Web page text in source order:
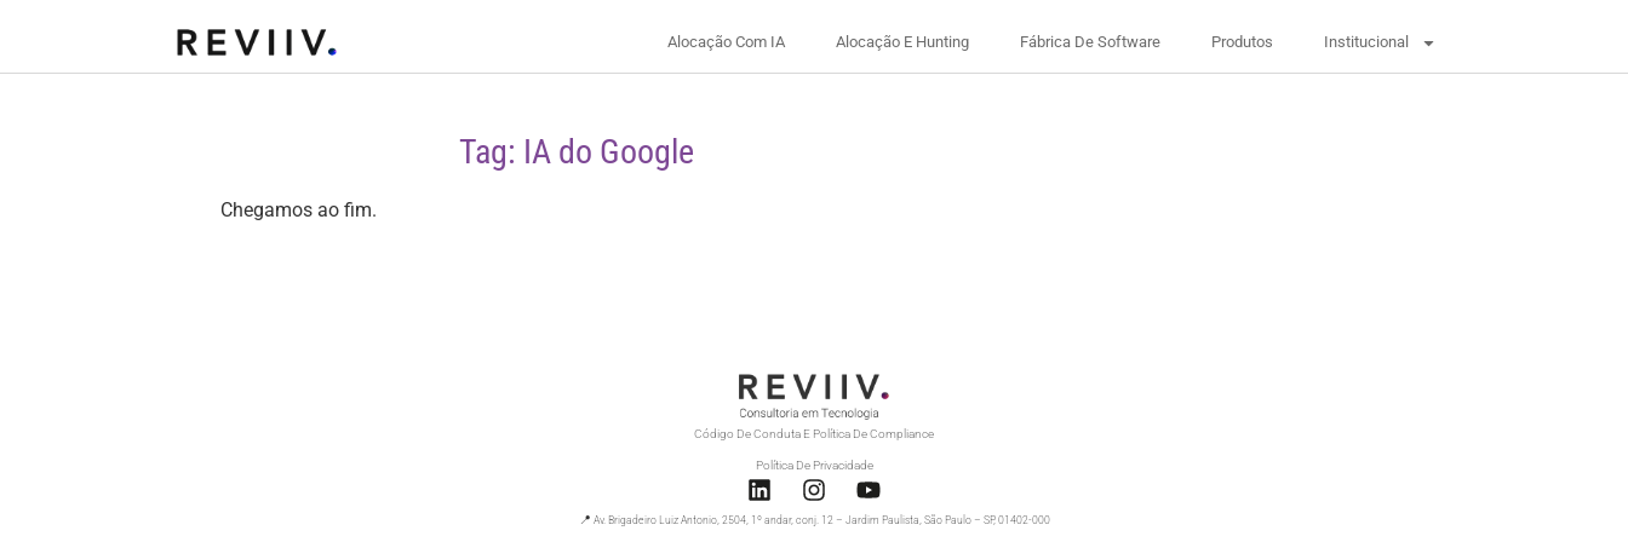
Alocação Com IA Alocação E Hunting Fábrica De Software Produtos Institucional
Tag: IA do Google
Chegamos ao fim.
Código De Conduta E Política De Compliance
Política De Privacidade
📍 Av. Brigadeiro Luiz Antonio, 2504, 1º andar, conj. 12 – Jardim Paulista, São Paulo – SP, 01402-000